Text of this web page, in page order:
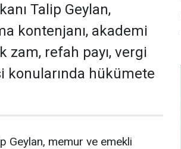
Talip Geylan,
kontenjanı, akademi
zam, refah payı, vergi
konularında hükümete
Geylan, memur ve emekli